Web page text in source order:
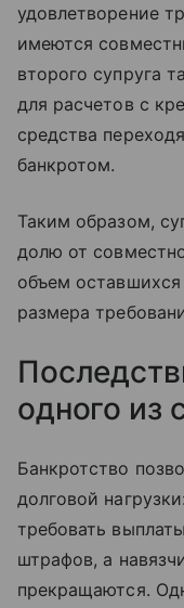
удовлетворение
имеются
второго супруга
для расчетов с
средства
банкротом.
Таким образом,
долю от
объем
размера
одного из
Банкротство
долговой
требовать
штрафов, а
прекращаются.